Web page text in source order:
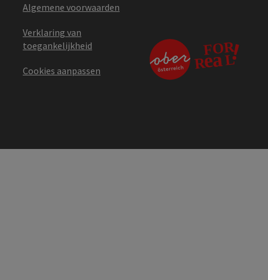
Algemene voorwaarden
Verklaring van
toegankelijkheid
Cookies aanpassen